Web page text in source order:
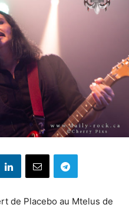
de Placebo au Mtelus de